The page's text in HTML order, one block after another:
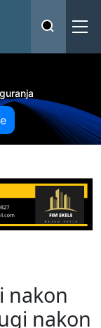
nakon
nakon